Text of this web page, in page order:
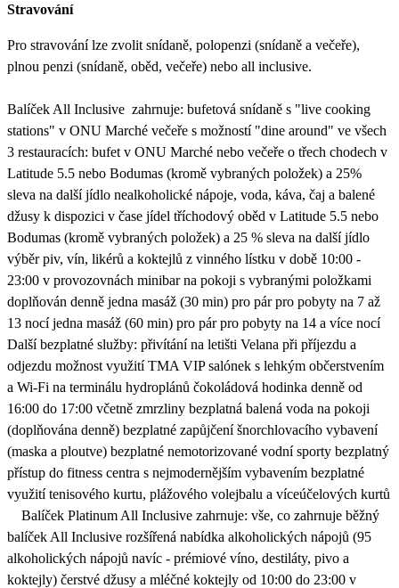
Stravování
Pro stravování lze zvolit snídaně, polopenzi (snídaně a večeře),
plnou penzi (snídaně, oběd, večeře) nebo all inclusive.
Balíček All Inclusive zahrnuje: bufetová snídaně s "live cooking
stations" v ONU Marché večeře s možností "dine around" ve všech
3 restauracích: bufet v ONU Marché nebo večeře o třech chodech v
Latitude 5.5 nebo Bodumas (kromě vybraných položek) a 25%
sleva na další jídlo nealkoholické nápoje, voda, káva, čaj a balené
džusy k dispozici v čase jídel tříchodový oběd v Latitude 5.5 nebo
Bodumas (kromě vybraných položek) a 25 % sleva na další jídlo
výběr piv, vín, likérů a koktejlů z vinného lístku v době 10:00 -
23:00 v provozovnách minibar na pokoji s vybranými položkami
doplňován denně jedna masáž (30 min) pro pár pro pobyty na 7 až
13 nocí jedna masáž (60 min) pro pár pro pobyty na 14 a více nocí
Další bezplatné služby: přivítání na letišti Velana při příjezdu a
odjezdu možnost využití TMA VIP salónek s lehkým občerstvením
a Wi-Fi na terminálu hydroplánů čokoládová hodinka denně od
16:00 do 17:00 včetně zmrzliny bezplatná balená voda na pokoji
(doplňována denně) bezplatné zapůjčení šnorchlovacího vybavení
(maska a ploutve) bezplatné nemotorizované vodní sporty bezplatný
přístup do fitness centra s nejmodernějším vybavením bezplatné
využití tenisového kurtu, plážového volejbalu a víceúčelových kurtů
Balíček Platinum All Inclusive zahrnuje: vše, co zahrnuje běžný
balíček All Inclusive rozšířená nabídka alkoholických nápojů (95
alkoholických nápojů navíc - prémiové víno, destiláty, pivo a
koktejly) čerstvé džusy a mléčné koktejly od 10:00 do 23:00 v